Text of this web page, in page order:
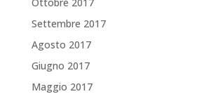
Settembre 2017
Agosto 2017
Giugno 2017
Maggio 2017